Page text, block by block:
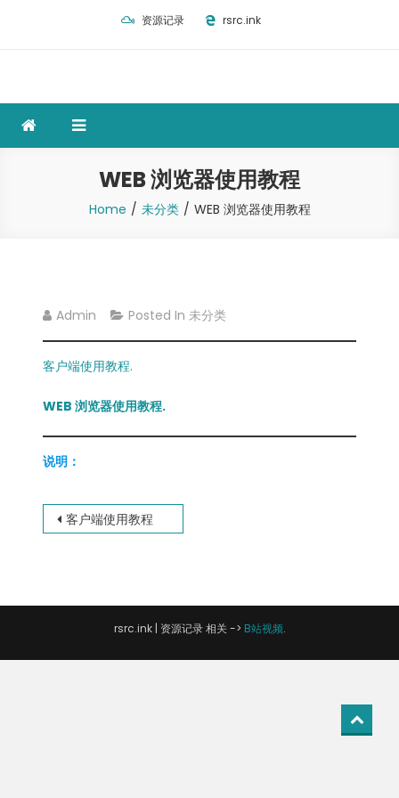
资源记录 rsrc.ink
WEB 浏览器使用教程
Home 未分类 WEB 浏览器使用教程
Admin Posted In未分类
客户端使用教程.
WEB 浏览器使用教程.
说明：
文客户端使用教程
rsrc.ink | 资源记录 相关 -> B站视频.